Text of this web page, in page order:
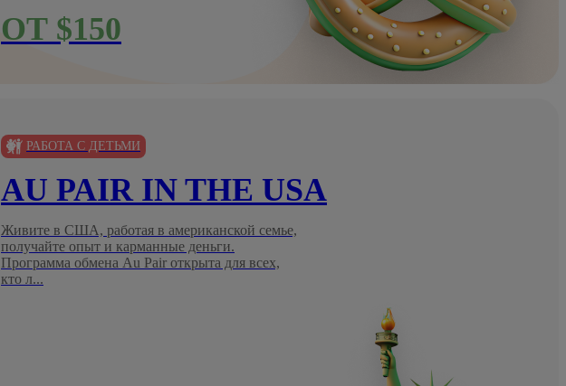
ОТ $150
РАБОТА С ДЕТЬМИ
AU PAIR IN THE USA
Живите в США, работая в американской семье,
получайте опыт и карманные деньги.
Программа обмена Au Pair открыта для всех,
кто л...